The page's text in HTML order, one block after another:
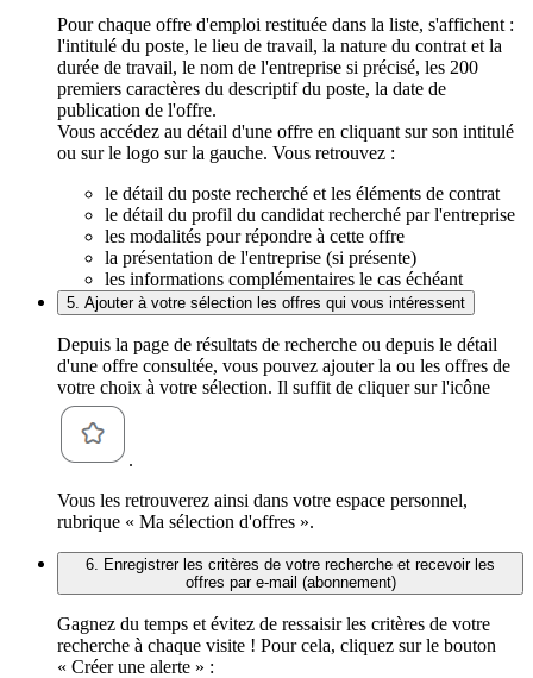
Pour chaque offre d'emploi restituée dans la liste, s'affichent :
l'intitulé du poste, le lieu de travail, la nature du contrat et la
durée de travail, le nom de l'entreprise si précisé, les 200
premiers caractères du descriptif du poste, la date de
publication de l'offre.
Vous accédez au détail d'une offre en cliquant sur son intitulé
ou sur le logo sur la gauche. Vous retrouvez :
le détail du poste recherché et les éléments de contrat
le détail du profil du candidat recherché par l'entreprise
les modalités pour répondre à cette offre
la présentation de l'entreprise (si présente)
les informations complémentaires le cas échéant
5. Ajouter à votre sélection les offres qui vous intéressent
Depuis la page de résultats de recherche ou depuis le détail
d'une offre consultée, vous pouvez ajouter la ou les offres de
votre choix à votre sélection. Il suffit de cliquer sur l'icône
.
Vous les retrouverez ainsi dans votre espace personnel,
rubrique « Ma sélection d'offres ».
6. Enregistrer les critères de votre recherche et recevoir les
offres par e-mail (abonnement)
Gagnez du temps et évitez de ressaisir les critères de votre
recherche à chaque visite ! Pour cela, cliquez sur le bouton
« Créer une alerte » :